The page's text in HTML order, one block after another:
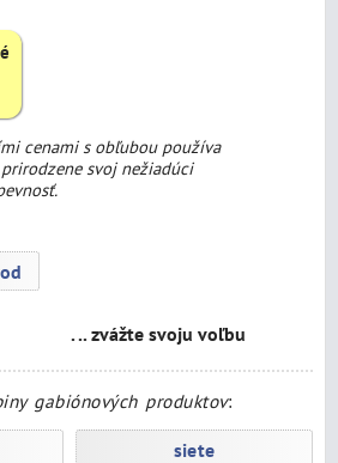
cenami s obľubou používa
svoj nežiadúci
. .. zvážte svoju voľbu
gabiónových produktov:
siete